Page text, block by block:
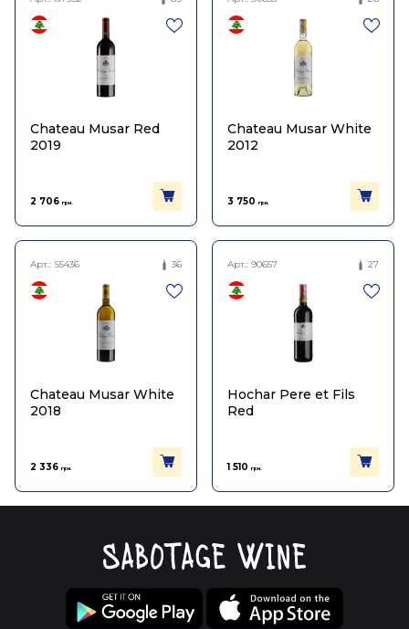
Chateau Musar Red
2019
2 706 грн.
Chateau Musar White
2012
3 750 грн.
Арт.: S5436 36
Chateau Musar White
2018
2 336 грн.
Арт.: 90657 27
Hochar Pere et Fils
Red
1 510 грн.